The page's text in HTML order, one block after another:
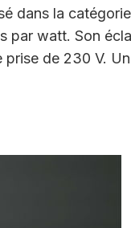
dans la
par watt. Son
de 230 V.